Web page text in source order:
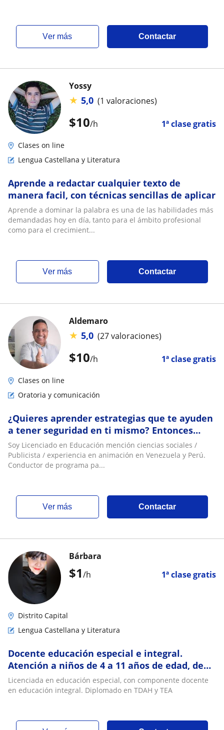
ver más Contactar
$10/h 1ª clase gratis
Yossy
★ 5,0 (1 valoraciones)
Clases on line
Lengua Castellana y Literatura
Aprende a redactar cualquier texto de
manera facil, con técnicas sencillas de aplicar
Aprende a dominar la palabra es una de las habilidades más
demandadas hoy en día, tanto para el ámbito profesional
como para el crecimient...
ver más Contactar
$10/h 1ª clase gratis
Aldemaro
★ 5,0 (27 valoraciones)
Clases on line
Oratoria y comunicación
¿Quieres aprender estrategias que te ayuden
a tener seguridad en ti mismo? Entonces
cuenta conmigo
Soy Licenciado en Educación mención ciencias sociales /
Publicista / experiencia en animación en Venezuela y Perú.
Conductor de programa pa...
ver más Contactar
$1/h 1ª clase gratis
Bárbara
Distrito Capital
Lengua Castellana y Literatura
Docente educación especial e integral.
Atención a niños de 4 a 11 años de edad, de
primaria, desde 1er grado a 5to grado
Licenciada en educación especial, con componente docente
en educación integral. Diplomado en TDAH y TEA